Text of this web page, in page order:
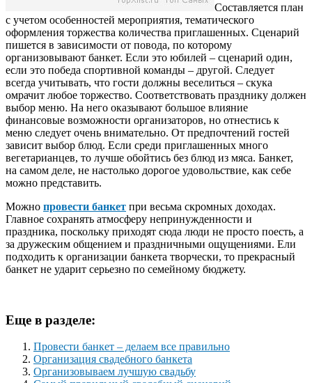
Составляется план
с учетом особенностей мероприятия, тематического
оформления торжества количества приглашенных. Сценарий
пишется в зависимости от повода, по которому
организовывают банкет. Если это юбилей – сценарий один,
если это победа спортивной команды – другой. Следует
всегда учитывать, что гости должны веселиться – скука
омрачит любое торжество. Соответствовать празднику должен
выбор меню. На него оказывают большое влияние
финансовые возможности организаторов, но отнестись к
меню следует очень внимательно. От предпочтений гостей
зависит выбор блюд. Если среди приглашенных много
вегетарианцев, то лучше обойтись без блюд из мяса. Банкет,
на самом деле, не настолько дорогое удовольствие, как себе
можно представить.
Можно провести банкет при весьма скромных доходах.
Главное сохранять атмосферу непринужденности и
праздника, поскольку приходят сюда люди не просто поеcть, а
за дружеским общением и праздничными ощущениями. Ели
подходить к организации банкета творчески, то прекрасный
банкет не ударит серьезно по семейному бюджету.
Еще в разделе:
Провести банкет – делаем все правильно
Организация свадебного банкета
Организовываем лучшую свадьбу